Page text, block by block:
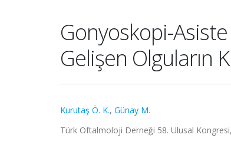
Gonyoskopi-
Gelişen Olguların
Kurutaş Ö. K., Günay M.
Türk Oftalmoloji Derneği 58. Ulusal